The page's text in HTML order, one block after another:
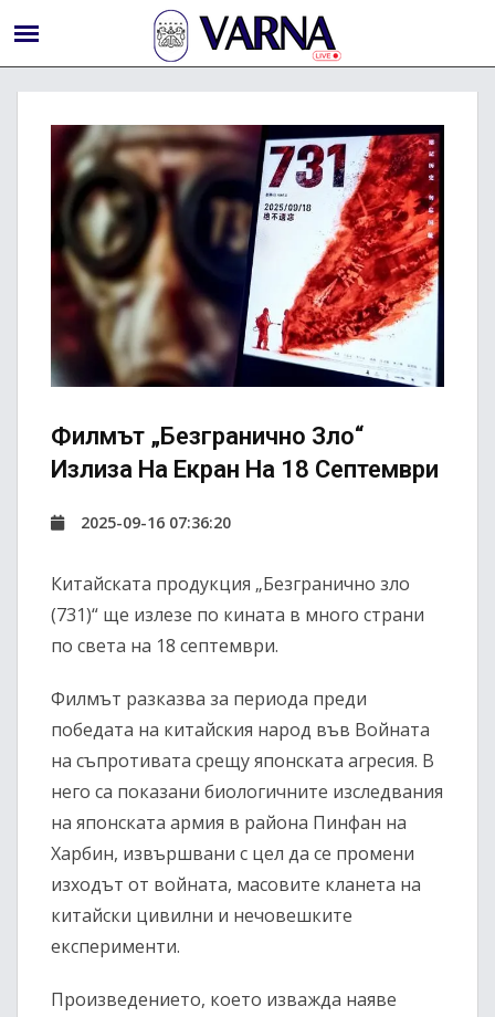
Филмът „Безгранично Зло“
Излиза На Екран На 18 Септември
2025-09-16 07:36:20
Китайската продукция „Безгранично зло
(731)“ ще излезе по кината в много страни
по света на 18 септември.
Филмът разказва за периода преди
победата на китайския народ във Войната
на съпротивата срещу японската агресия. В
него са показани биологичните изследвания
на японската армия в района Пинфан на
Харбин, извършвани с цел да се промени
изходът от войната, масовите кланета на
китайски цивилни и нечовешките
експерименти.
Произведението, което изважда наяве